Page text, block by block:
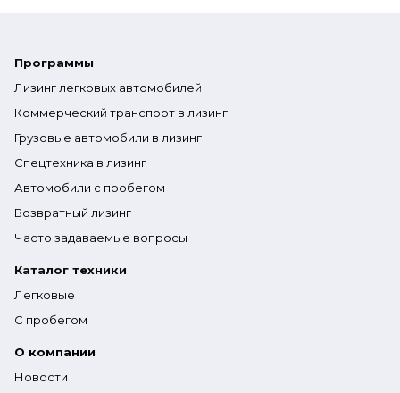
Программы
Лизинг легковых автомобилей
Коммерческий транспорт в лизинг
Грузовые автомобили в лизинг
Спецтехника в лизинг
Автомобили с пробегом
Возвратный лизинг
Часто задаваемые вопросы
Каталог техники
Легковые
С пробегом
О компании
Новости